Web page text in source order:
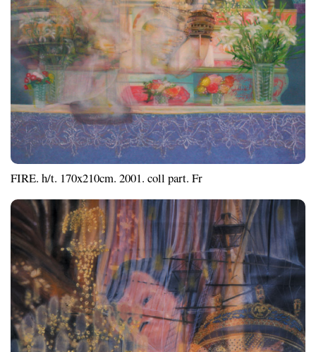
FIRE. h/t. 170x210cm. 2001. coll part. Fr